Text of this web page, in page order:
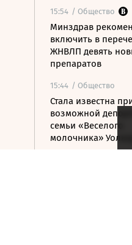
15:54 / Общество
Минздрав
включить в
ЖНВЛП девять
препаратов
15:44 / Общество
Стала известна
возможной
семьи «Веселого
молочника»